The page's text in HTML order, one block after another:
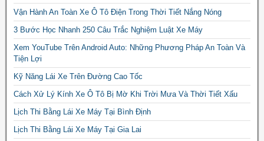
Vận Hành An Toàn Xe Ô Tô Điện Trong Thời Tiết Nắng Nóng
3 Bước Học Nhanh 250 Câu Trắc Nghiệm Luật Xe Máy
Xem YouTube Trên Android Auto: Những Phương Pháp An Toàn Và
Tiện Lợi
Kỹ Năng Lái Xe Trên Đường Cao Tốc
Cách Xử Lý Kính Xe Ô Tô Bị Mờ Khi Trời Mưa Và Thời Tiết Xấu
Lịch Thi Bằng Lái Xe Máy Tại Bình Định
Lịch Thi Bằng Lái Xe Máy Tại Gia Lai